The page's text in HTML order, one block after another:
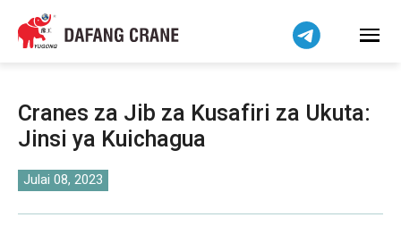
Cranes za Jib za Kusafiri za Ukuta:
Jinsi ya Kuichagua
Julai 08, 2023
हिन्दी
Bahasa Indonesia
简体中文
বাংলা
فارسی
Pilipino